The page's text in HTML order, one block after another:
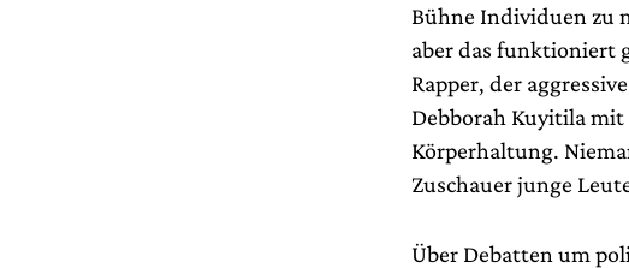
Bühne Individuen zu
aber das funktioniert
Rapper, der
Debborah Kuyitila
Körperhaltung.
Zuschauer junge
Über Debatten um